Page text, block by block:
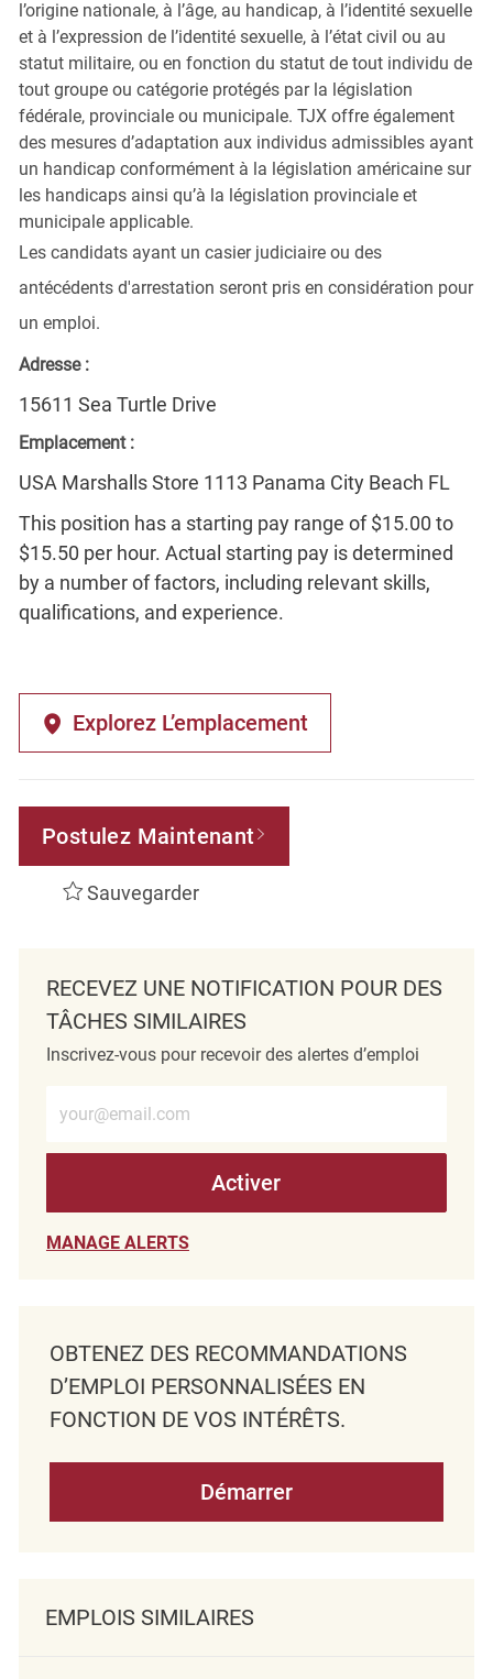
l’origine nationale, à l’âge, au handicap, à l’identité sexuelle
et à l’expression de l’identité sexuelle, à l’état civil ou au
statut militaire, ou en fonction du statut de tout individu de
tout groupe ou catégorie protégés par la législation
fédérale, provinciale ou municipale. TJX offre également
des mesures d’adaptation aux individus admissibles ayant
un handicap conformément à la législation américaine sur
les handicaps ainsi qu’à la législation provinciale et
municipale applicable.
Les candidats ayant un casier judiciaire ou des
antécédents d'arrestation seront pris en considération pour
un emploi.
Adresse :
15611 Sea Turtle Drive
Emplacement :
USA Marshalls Store 1113 Panama City Beach FL
This position has a starting pay range of $15.00 to
$15.50 per hour. Actual starting pay is determined
by a number of factors, including relevant skills,
qualifications, and experience.
Explorez L’emplacement
Postulez Maintenant
Sauvegarder
RECEVEZ UNE NOTIFICATION POUR DES
TÂCHES SIMILAIRES
Inscrivez-vous pour recevoir des alertes d’emploi
Activer
MANAGE ALERTS
OBTENEZ DES RECOMMANDATIONS
D’EMPLOI PERSONNALISÉES EN
FONCTION DE VOS INTÉRÊTS.
Démarrer
EMPLOIS SIMILAIRES